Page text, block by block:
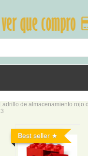
Ladrillo de almacenamiento rojo
Best seller